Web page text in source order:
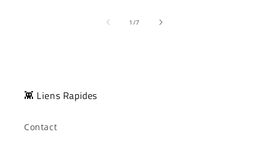
1 /de
7
👾 Liens Rapides
Contact